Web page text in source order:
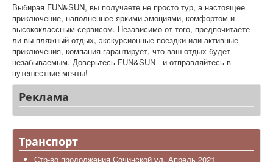
Выбирая FUN&SUN, вы получаете не просто тур, а настоящее
приключение, наполненное яркими эмоциями, комфортом и
высококлассным сервисом. Независимо от того, предпочитаете
ли вы пляжный отдых, экскурсионные поездки или активные
приключения, компания гарантирует, что ваш отдых будет
незабываемым. Доверьтесь FUN&SUN - и отправляйтесь в
путешествие мечты!
Реклама
Транспорт
Стр-во продолжения Сочинской ул. Апрель 2021